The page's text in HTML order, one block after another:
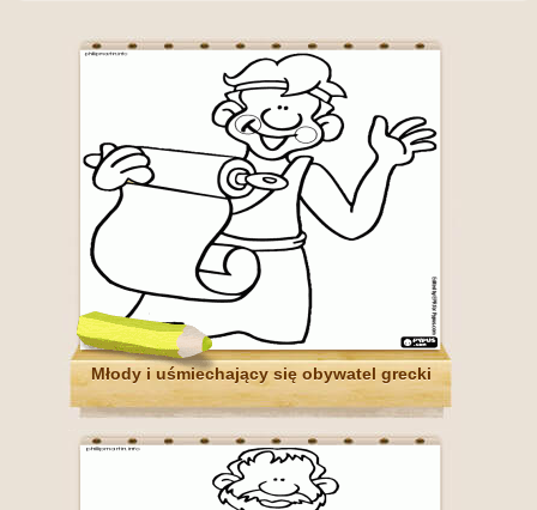
Młody i uśmiechający się obywatel grecki